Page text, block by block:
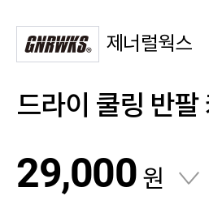
제너럴웍스
드라이 쿨링 반
29,000 원